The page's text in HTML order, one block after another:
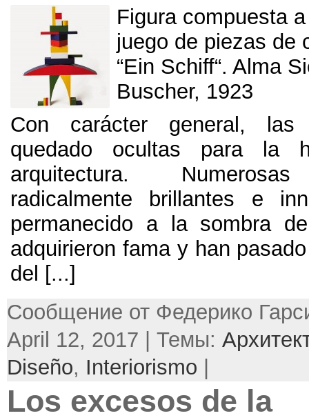
Figura compuesta
juego de piezas de
“Ein Schiff“. Alma
Buscher, 1923
Con carácter general ,
quedado ocultas para la
arquitectura.
radicalmente brillantes e
permanecido a la sombra
adquirieron fama y han
del [...]
Сообщение от Федерико
April 12, 2017 | Темы:
Diseño, Interiorismo
Los excesos de la